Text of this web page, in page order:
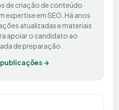
de criação de conteúdo
expertise em SEO. Há anos
atualizadas e materiais
apoiar o candidato ao
de preparação.
publicações →